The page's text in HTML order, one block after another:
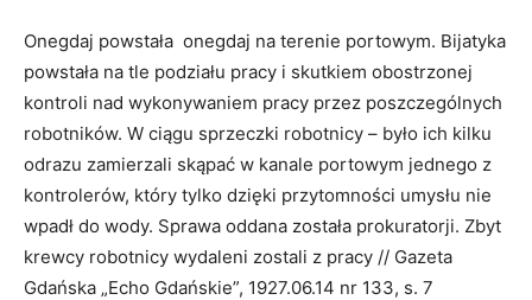
Onegdaj powstała onegdaj na terenie portowym. Bijatyka
powstała na tle podziału pracy i skutkiem obostrzonej
kontroli nad wykonywaniem pracy przez poszczególnych
robotników. W ciągu sprzeczki robotnicy – było ich kilku
odrazu zamierzali skąpać w kanale portowym jednego z
kontrolerów, który tylko dzięki przytomności umysłu nie
wpadł do wody. Sprawa oddana została prokuratorji. Zbyt
krewcy robotnicy wydaleni zostali z pracy // Gazeta
Gdańska „Echo Gdańskie”, 1927.06.14 nr 133, s. 7